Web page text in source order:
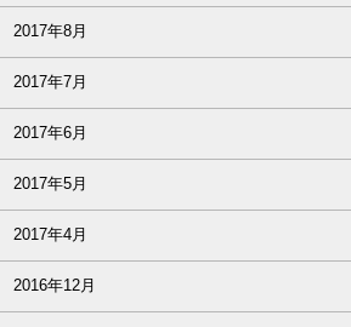
2017年8月
2017年7月
2017年6月
2017年5月
2017年4月
2016年12月